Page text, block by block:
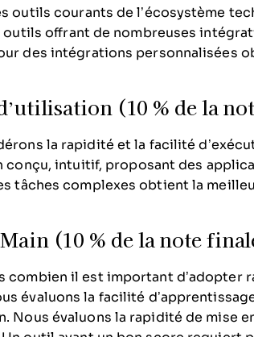
outils courants de l’écosystème
offrant de nombreuses
des intégrations personnalisées
(10 % de la
la rapidité et la facilité
conçu, intuitif, proposant des
tâches complexes obtient la
(10 % de la note
combien il est important d’adopter
évaluons la facilité
Nous évaluons la rapidité de mise